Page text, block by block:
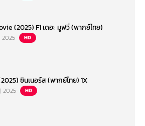
(2025) F1 เดอะ มูฟวี่ (พากย์ไทย)
2025 HD
ซินเนอร์ส (พากย์ไทย) 1X
2025 HD